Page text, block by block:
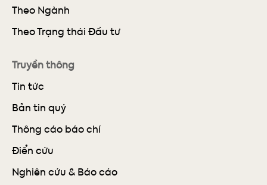
Theo Ngành
Theo Trạng thái Đầu tư
Truyền thông
Tin tức
Bản tin quý
Thông cáo báo chí
Điển cứu
Nghiên cứu & Báo cáo